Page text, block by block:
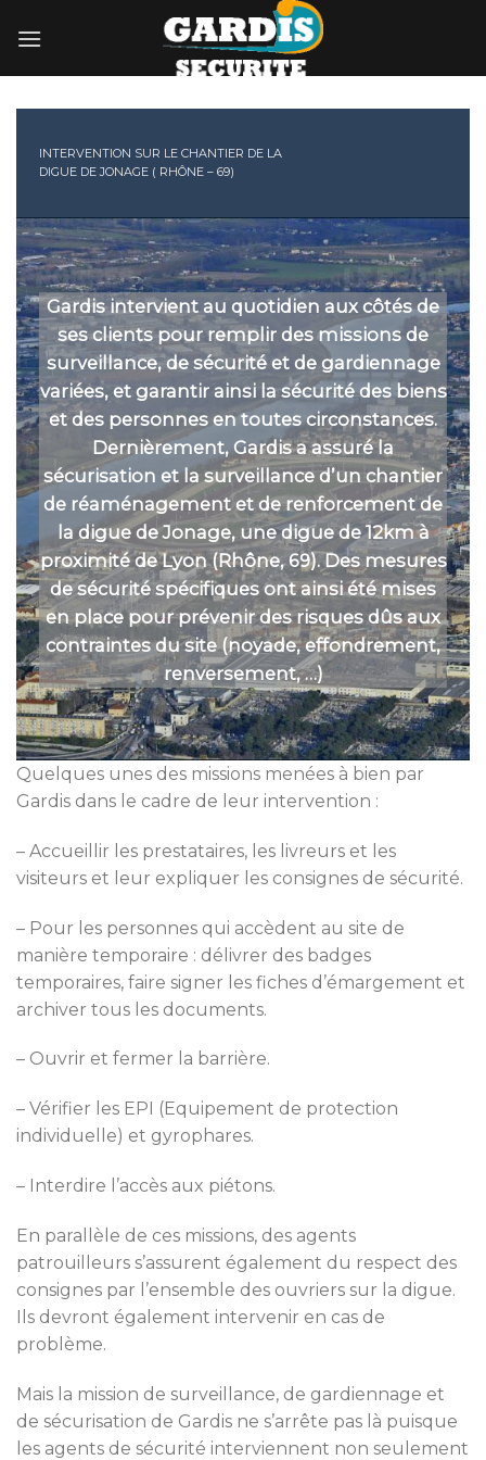
INTERVENTION SUR LE CHANTIER DE LA
DIGUE DE JONAGE ( RHÔNE – 69)
Gardis intervient au quotidien aux côtés de
ses clients pour remplir des missions de
surveillance, de sécurité et de gardiennage
variées, et garantir ainsi la sécurité des biens
et des personnes en toutes circonstances.
Dernièrement, Gardis a assuré la
sécurisation et la surveillance d’un chantier
de réaménagement et de renforcement de
la digue de Jonage, une digue de 12km à
proximité de Lyon (Rhône, 69). Des mesures
de sécurité spécifiques ont ainsi été mises
en place pour prévenir des risques dûs aux
contraintes du site (noyade, effondrement,
renversement, …)
Quelques unes des missions menées à bien par
Gardis dans le cadre de leur intervention :
– Accueillir les prestataires, les livreurs et les
visiteurs et leur expliquer les consignes de sécurité.
– Pour les personnes qui accèdent au site de
manière temporaire : délivrer des badges
temporaires, faire signer les fiches d’émargement et
archiver tous les documents.
– Ouvrir et fermer la barrière.
– Vérifier les EPI (Equipement de protection
individuelle) et gyrophares.
– Interdire l’accès aux piétons.
En parallèle de ces missions, des agents
patrouilleurs s’assurent également du respect des
consignes par l’ensemble des ouvriers sur la digue.
Ils devront également intervenir en cas de
problème.
Mais la mission de surveillance, de gardiennage et
de sécurisation de Gardis ne s’arrête pas là puisque
les agents de sécurité interviennent non seulement